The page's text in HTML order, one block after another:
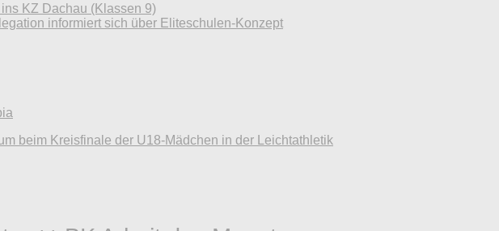
KZ Dachau (Klassen 9)
informiert sich über Eliteschulen-Konzept
beim Kreisfinale der U18-Mädchen in der Leichtathletik